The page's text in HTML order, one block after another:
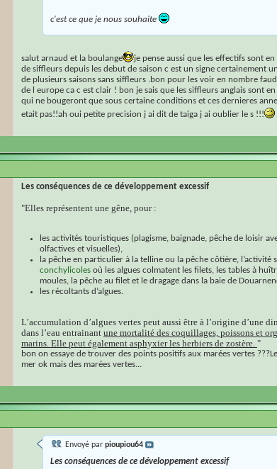
c'est ce que je nous souhaite
salut arnaud et la boulange
je pense aussi que les effectifs sont
de siffleurs depuis les debut de saison c est un signe certainement
de plusieurs saisons sans siffleurs .bon pour les voir en nombre
de l europe ca c est clair ! bon je sais que les siffleurs anglais sont
qui ne bougeront que sous certaine conditions et ces dernieres
etait pas!!ah oui petite precision j ai dit de taiga j ai oublier le s !!!
Les conséquences de ce développement excessif
"Elles représentent une gêne, pour :
les activités touristiques (plagisme, baignade, pêche de loisir
olfactives et visuelles),
la pêche en particulier à la telline ou la pêche côtière, l’activité
conchylicoles où les algues colmatent les filets, les tables à
moules, la pêche au filet et le dragage dans la baie de
les récoltants d’algues.
L’accumulation d’algues vertes peut aussi être à l’origine d’une
dans l’eau entrainant une mortalité des coquillages, poissons et
marins. Elle peut également asphyxier les herbiers de zostère. "
bon on essaye de trouver des points positifs aux marées vertes
mer ok mais des marées vertes...
Envoyé par pioupiou64
Les conséquences de ce développement excessif